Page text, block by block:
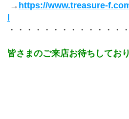
→ https://www.treasure-
・・・・・・・・・・・・・
皆さまのご来店お待ちしており